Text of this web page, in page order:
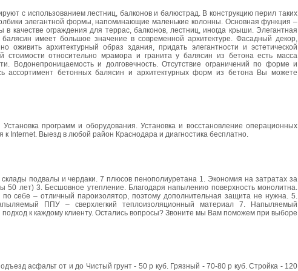
с использованием лестниц, балконов и балюстрад. В конструкцию перил таких
элегантной формы, напоминающие маленькие колонны. Основная функция –
ограждения для террас, балконов, лестниц, иногда крыши. Элегантная
имеет большое значение в современной архитектуре. Фасадный декор,
архитектурный образ здания, придать элегантности и эстетической
относительно мрамора и гранита у балясин из бетона есть масса
Водонепроницаемость и долговечность. Отсутствие ограничений по форме и
ассортимент бетонных балясин и архитектурных форм из бетона Вы можете
программ и оборудования. Установка и восстановление операционных
Internet. Выезд в любой район Краснодара и диагностика бесплатно.
подвалы и чердаки. 7 плюсов пенополиуретана 1. Экономия на затратах за
50 лет) 3. Бесшовное утепление. Благодаря напылению поверхность монолитна.
себе – отличный пароизолятор, поэтому дополнительная защита не нужна. 5.
ППУ – сверхлегкий теплоизоляционный материал 7. Напыляемый
к каждому клиенту. Остались вопросы? Звоните мы Вам поможем при выборе
асфальт от и до Чистый грунт - 50 р куб. Грязный - 70-80 р куб. Стройка - 120